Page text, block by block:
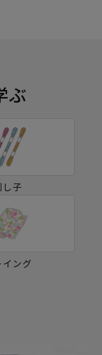
ぶ
し子
イング